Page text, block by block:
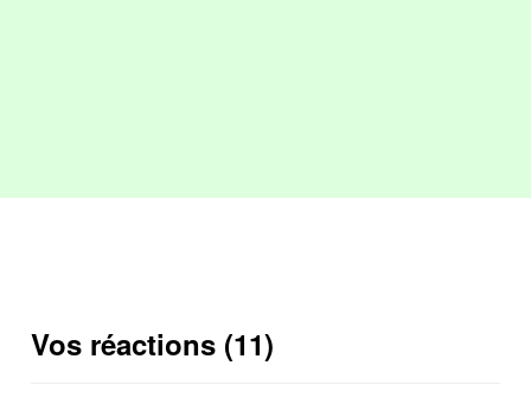
Vos réactions (11)